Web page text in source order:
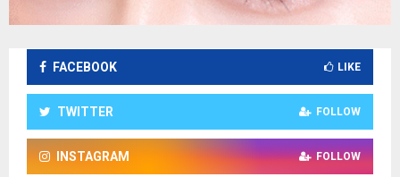
FACEBOOK LIKE
TWITTER FOLLOW
INSTAGRAM FOLLOW